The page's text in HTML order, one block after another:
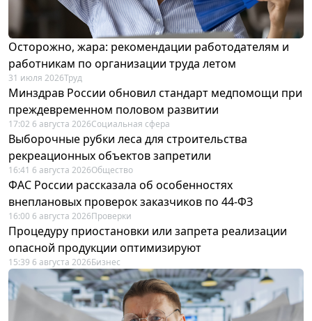
Осторожно, жара: рекомендации работодателям и
работникам по организации труда летом
31 июля 2026Труд
Минздрав России обновил стандарт медпомощи при
преждевременном половом развитии
17:02 6 августа 2026Социальная сфера
Выборочные рубки леса для строительства
рекреационных объектов запретили
16:41 6 августа 2026Общество
ФАС России рассказала об особенностях
внеплановых проверок заказчиков по 44-ФЗ
16:00 6 августа 2026Проверки
Процедуру приостановки или запрета реализации
опасной продукции оптимизируют
15:39 6 августа 2026Бизнес